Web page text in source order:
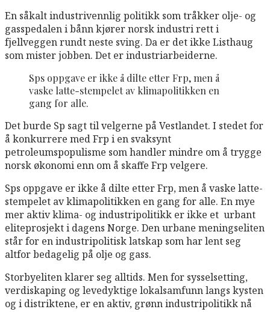
En såkalt industrivennlig politikk som tråkker olje- og
gasspedalen i bånn kjører norsk industri rett i
fjellveggen rundt neste sving. Da er det ikke Listhaug
som mister jobben. Det er industriarbeiderne.
Sps oppgave er ikke å dilte etter Frp, men å
vaske latte-stempelet av klimapolitikken en
gang for alle.
Det burde Sp sagt til velgerne på Vestlandet. I stedet for
å konkurrere med Frp i en svaksynt
petroleumspopulisme som handler mindre om å trygge
norsk økonomi enn om å skaffe Frp velgere.
Sps oppgave er ikke å dilte etter Frp, men å vaske latte-
stempelet av klimapolitikken en gang for alle. En mye
mer aktiv klima- og industripolitikk er ikke et urbant
eliteprosjekt i dagens Norge. Den urbane meningseliten
står for en industripolitisk latskap som har lent seg
altfor bedagelig på olje og gass.
Storbyeliten klarer seg alltids. Men for sysselsetting,
verdiskaping og levedyktige lokalsamfunn langs kysten
og i distriktene, er en aktiv, grønn industripolitikk nå